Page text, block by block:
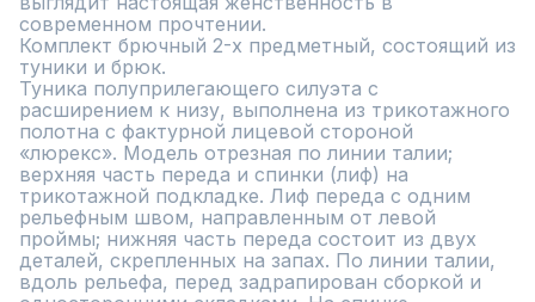
современном прочтении.
Комплект брючный 2-х предметный, состоящий из
туники и брюк.
Туника полуприлегающего силуэта с
расширением к низу, выполнена из трикотажного
полотна с фактурной лицевой стороной
«люрекс». Модель отрезная по линии талии;
верхняя часть переда и спинки (лиф) на
трикотажной подкладке. Лиф переда с одним
рельефным швом, направленным от левой
проймы; нижняя часть переда состоит из двух
деталей, скрепленных на запах. По линии талии,
вдоль рельефа, перед задрапирован сборкой и